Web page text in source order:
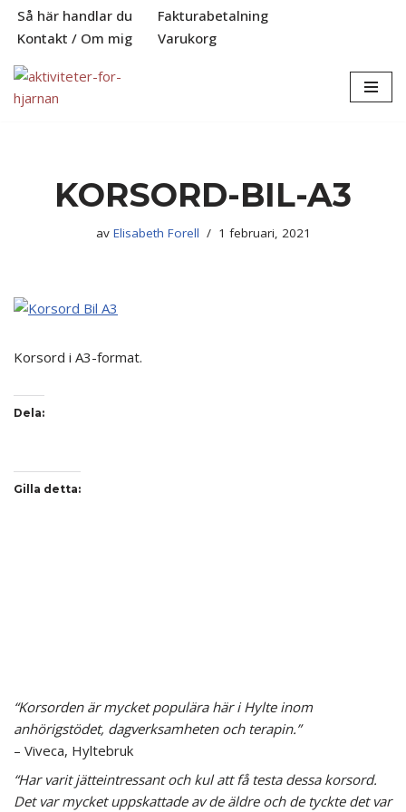
Hoppa
till
innehåll
Så här handlar du
Fakturabetalning
Kontakt / Om mig
Varukorg
KORSORD-BIL-A3
av Elisabeth Forell 1 februari, 2021
Korsord i A3-format.
Dela:
Gilla detta:
“Korsorden är mycket populära här i Hylte inom
anhörigstödet, dagverksamheten och terapin.”
– Viveca, Hyltebruk
“Har varit jätteintressant och kul att få testa dessa korsord.
Det var mycket uppskattade av de äldre och de tyckte det var